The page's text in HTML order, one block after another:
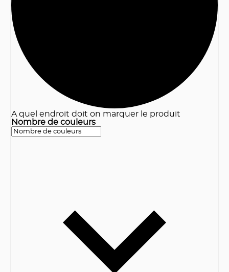
A quel endroit doit on marquer le produit
Nombre de couleurs